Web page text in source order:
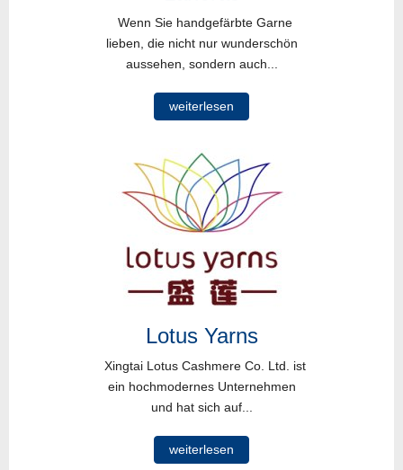
Wenn Sie handgefärbte Garne
lieben, die nicht nur wunderschön
aussehen, sondern auch...
weiterlesen
Lotus Yarns
Xingtai Lotus Cashmere Co. Ltd. ist
ein hochmodernes Unternehmen
und hat sich auf...
weiterlesen